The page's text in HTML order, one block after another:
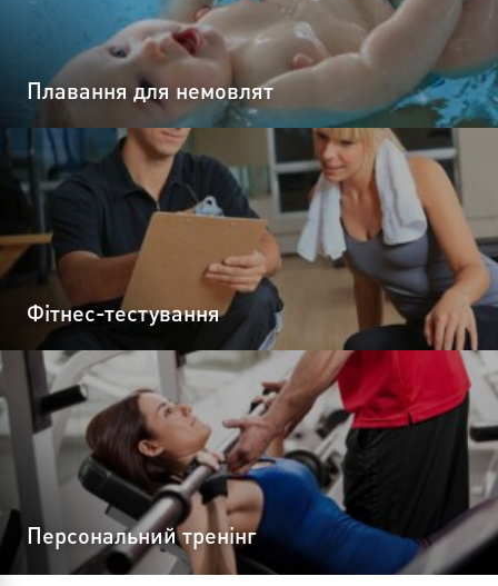
Плавання для немовлят
Фітнес-тестування
Персональний тренінг